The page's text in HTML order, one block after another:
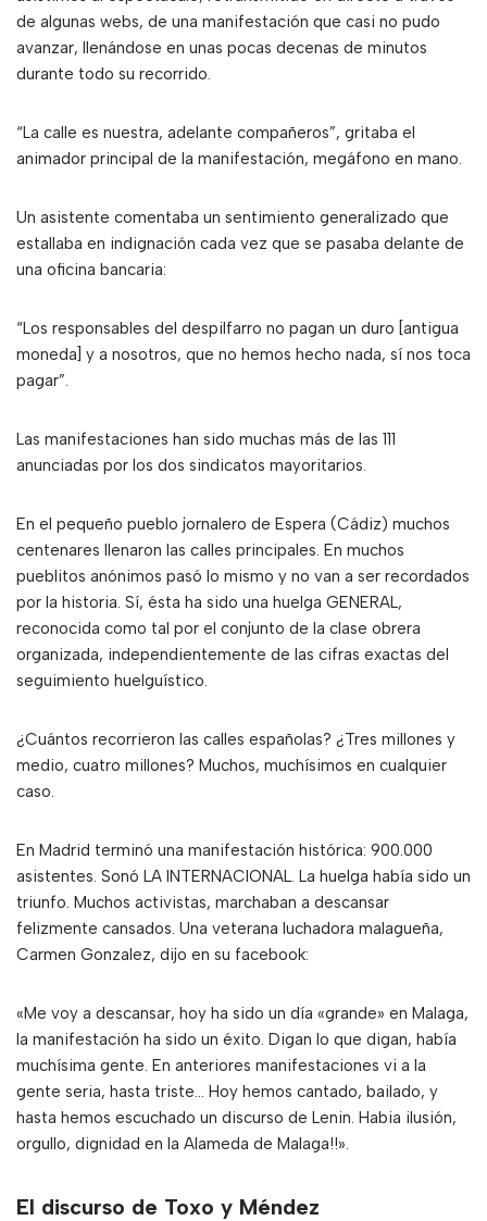
de algunas webs, de una manifestación que casi no pudo
avanzar, llenándose en unas pocas decenas de minutos
durante todo su recorrido.
“La calle es nuestra, adelante compañeros”, gritaba el
animador principal de la manifestación, megáfono en mano.
Un asistente comentaba un sentimiento generalizado que
estallaba en indignación cada vez que se pasaba delante de
una oficina bancaria:
“Los responsables del despilfarro no pagan un duro [antigua
moneda] y a nosotros, que no hemos hecho nada, sí nos toca
pagar”.
Las manifestaciones han sido muchas más de las 111
anunciadas por los dos sindicatos mayoritarios.
En el pequeño pueblo jornalero de Espera (Cádiz) muchos
centenares llenaron las calles principales. En muchos
pueblitos anónimos pasó lo mismo y no van a ser recordados
por la historia. Sí, ésta ha sido una huelga GENERAL,
reconocida como tal por el conjunto de la clase obrera
organizada, independientemente de las cifras exactas del
seguimiento huelguístico.
¿Cuántos recorrieron las calles españolas? ¿Tres millones y
medio, cuatro millones? Muchos, muchísimos en cualquier
caso.
En Madrid terminó una manifestación histórica: 900.000
asistentes. Sonó LA INTERNACIONAL. La huelga había sido un
triunfo. Muchos activistas, marchaban a descansar
felizmente cansados. Una veterana luchadora malagueña,
Carmen Gonzalez, dijo en su facebook:
«Me voy a descansar, hoy ha sido un día «grande» en Malaga,
la manifestación ha sido un éxito. Digan lo que digan, había
muchísima gente. En anteriores manifestaciones vi a la
gente seria, hasta triste… Hoy hemos cantado, bailado, y
hasta hemos escuchado un discurso de Lenin. Habia ilusión,
orgullo, dignidad en la Alameda de Malaga!!».
El discurso de Toxo y Méndez